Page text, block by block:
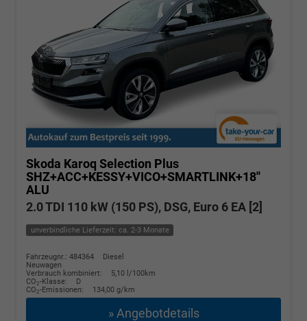
Skoda Karoq Selection Plus
SHZ+ACC+KESSY+VICO+SMARTLINK+18''
ALU
2.0 TDI 110 kW (150 PS), DSG, Euro 6 EA [2]
unverbindliche Lieferzeit: ca. 2-3 Monate
Fahrzeugnr.: 484364
Diesel
Neuwagen
Verbrauch kombiniert:
5,10 l/100km
CO2-Klasse:
D
CO2-Emissionen: 134,00 g/km
» Angebotdetails